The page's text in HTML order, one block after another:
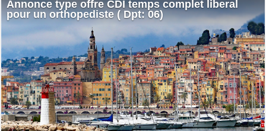
Annonce type offre CDI temps complet liberal
pour un orthopediste ( Dpt: 06)